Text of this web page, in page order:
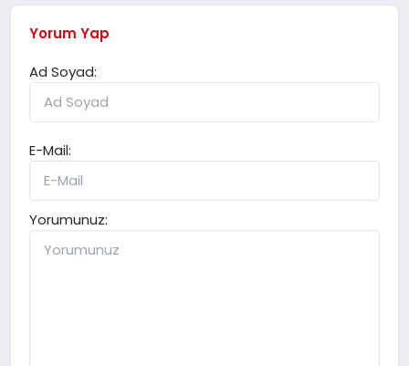
Yorum Yap
Ad Soyad:
E-Mail:
Yorumunuz: